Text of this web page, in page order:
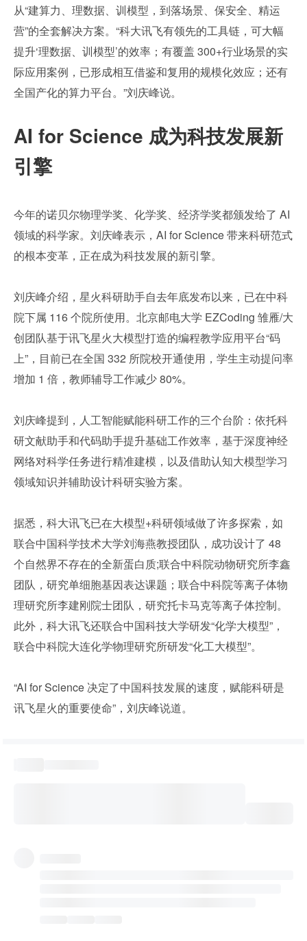
从“建算力、理数据、训模型，到落场景、保安全、精运
营”的全套解决方案。“科大讯飞有领先的工具链，可大幅
提升‘理数据、训模型’的效率；有覆盖 300+行业场景的实
际应用案例，已形成相互借鉴和复用的规模化效应；还有
全国产化的算力平台。”刘庆峰说。
AI for Science 成为科技发展新
引擎
今年的诺贝尔物理学奖、化学奖、经济学奖都颁发给了 AI
领域的科学家。刘庆峰表示，AI for Science 带来科研范式
的根本变革，正在成为科技发展的新引擎。
刘庆峰介绍，星火科研助手自去年底发布以来，已在中科
院下属 116 个院所使用。北京邮电大学 EZCoding 雏雁/大
创团队基于讯飞星火大模型打造的编程教学应用平台“码
上”，目前已在全国 332 所院校开通使用，学生主动提问率
增加 1 倍，教师辅导工作减少 80%。
刘庆峰提到，人工智能赋能科研工作的三个台阶：依托科
研文献助手和代码助手提升基础工作效率，基于深度神经
网络对科学任务进行精准建模，以及借助认知大模型学习
领域知识并辅助设计科研实验方案。
据悉，科大讯飞已在大模型+科研领域做了许多探索，如
联合中国科学技术大学刘海燕教授团队，成功设计了 48
个自然界不存在的全新蛋白质;联合中科院动物研究所李鑫
团队，研究单细胞基因表达课题；联合中科院等离子体物
理研究所李建刚院士团队，研究托卡马克等离子体控制。
此外，科大讯飞还联合中国科技大学研发“化学大模型”，
联合中科院大连化学物理研究所研发“化工大模型”。
“AI for Science 决定了中国科技发展的速度，赋能科研是
讯飞星火的重要使命”，刘庆峰说道。